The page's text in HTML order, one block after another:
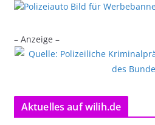
– Anzeige –
Aktuelles auf wilih.de